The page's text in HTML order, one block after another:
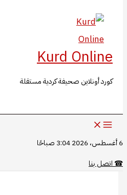
المحتوى
Kurd Online
كورد أونلاين صحيفة كردية مستقلة
6 أغسطس، 2026 3:04 صباحًا
☎اتصل بنا